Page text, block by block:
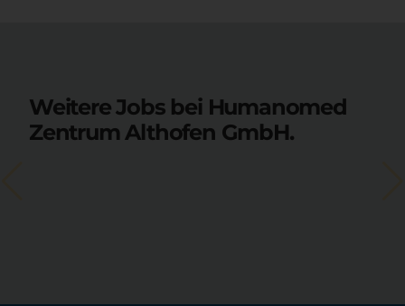
Weitere Jobs bei Humanomed
Zentrum Althofen GmbH.